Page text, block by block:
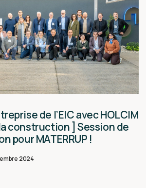
de l’EIC avec HOLCIM
construction ] Session de
pour MATERRUP !
2024